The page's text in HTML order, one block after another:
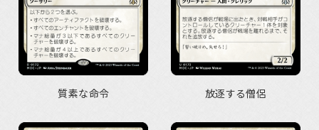
質素な命令 放逐する僧侶